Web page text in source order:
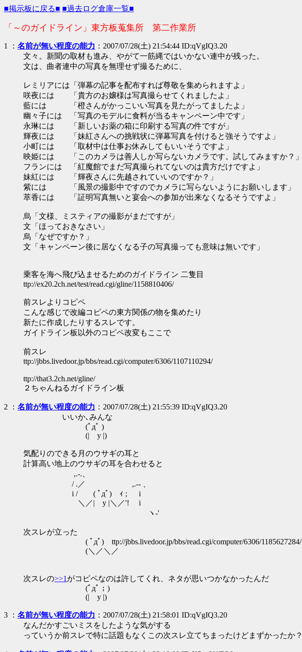
■掲示板に戻る■ ■過去ログ倉庫一覧■
「～のガイドライン」東方板蒐集所 第二作業所
1 ： 名前が無い程度の能力 ：2007/07/28(土) 21:54:44 ID:qVgIQ3.20
文々。新聞の取材も進み、やがて一筋縄ではいかない連中が残った。
文は、曲者連中の写真を無理せず撮るために、
レミリアには「弾幕の記事を配布すれば尊敬を集められますよ」
咲夜には 「貴方のお嬢様は写真撮らせてくれましたよ」
藍には 「橙さんがかっこいい写真を見たがってましたよ」
幽々子には 「写真のモデルに食料が当るキャンペーン中です」
永琳には 「新しいお薬の箱に印刷する写真の件ですが」
輝夜には 「妹紅さんへの挑戦状に弾幕写真を付けると強そうですよ」
小町には 「取材中は仕事お休みしてもいいそうですよ」
映姫には 「このカメラは善人しか写らないカメラです。試してみますか？」
フランには 「紅魔館でまだ写真撮られてないのは貴方だけですよ」
妹紅には 「輝夜さんに先越されていいのですか？」
紫には 「風景の撮影中ですのでカメラに写らないようにお願いします」
萃香には 「証明写真無いと宴会への参加が出来なくなるそうですよ」
烏「文様、ミスティアの撮影がまだですが」
文「ほっておきなさい」
烏「なぜですか？」
文「キャンペーン後に居なくなる子の写真撮っても意味は無いです」
乗客を海へ飛び込ませるためのガイドライン 二隻目
ttp://ex20.2ch.net/test/read.cgi/gline/1158810406/
前スレよりコピペ
こんな感じで改編コピペの東方関係の物を集めたり
新たに作成したりするスレです。
ガイドライン板以外のコピペ改変もここで
前スレ
ttp://jbbs.livedoor.jp/bbs/read.cgi/computer/6306/1107110294/
ttp://that3.2ch.net/gline/
２ちゃんねるガイドライン板
2 ： 名前が無い程度の能力 ：2007/07/28(土) 21:55:39 ID:qVgIQ3.20
いいか､みんな
(ﾟдﾟ )
(| y |)
気配りのできる月のウサギの耳と
計算高い地上のウサギの耳を合わせると
,.-.、
/ .／ ,.-- 、
i / ( ﾟдﾟ) ｨ ; i
＼／| y |＼／'! i
ヽ-'
次スレが立った
( ﾟдﾟ) ttp://jbbs.livedoor.jp/bbs/read.cgi/computer/6306/1185627284/
(＼／＼／
次スレの>>1 がコピペなのは許してくれ、ネタが思いつかなかったんだ
(ﾟдﾟ；)
(| y |)
3 ： 名前が無い程度の能力 ：2007/07/28(土) 21:58:01 ID:qVgIQ3.20
なんだかすごいミスをしたような気がする
っていうか前スレで特に話題もなくこの次スレ立てちまったけどまずかったか？